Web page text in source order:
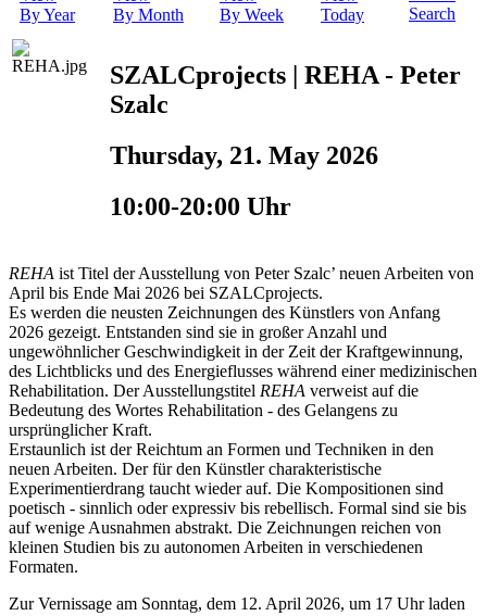
By Year By Month By Week Today Search
SZALCprojects | REHA - Peter
Szalc
Thursday, 21. May 2026
10:00-20:00 Uhr
REHA ist Titel der Ausstellung von Peter Szalc’ neuen Arbeiten von
April bis Ende Mai 2026 bei SZALCprojects.
Es werden die neusten Zeichnungen des Künstlers von Anfang
2026 gezeigt. Entstanden sind sie in großer Anzahl und
ungewöhnlicher Geschwindigkeit in der Zeit der Kraftgewinnung,
des Lichtblicks und des Energieflusses während einer medizinischen
Rehabilitation. Der Ausstellungstitel REHA verweist auf die
Bedeutung des Wortes Rehabilitation - des Gelangens zu
ursprünglicher Kraft.
Erstaunlich ist der Reichtum an Formen und Techniken in den
neuen Arbeiten. Der für den Künstler charakteristische
Experimentierdrang taucht wieder auf. Die Kompositionen sind
poetisch - sinnlich oder expressiv bis rebellisch. Formal sind sie bis
auf wenige Ausnahmen abstrakt. Die Zeichnungen reichen von
kleinen Studien bis zu autonomen Arbeiten in verschiedenen
Formaten.
Zur Vernissage am Sonntag, dem 12. April 2026, um 17 Uhr laden